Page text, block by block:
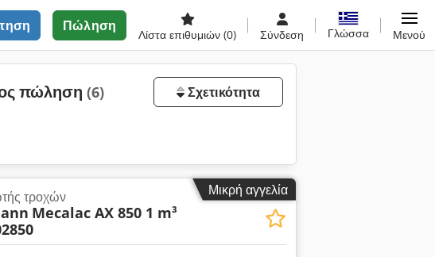
Πώληση
Λίστα επιθυμιών (0) Σύνδεση Γλώσσα Μενού
πώληση (6) Σχετικότητα
Μικρή αγγελία
τροχών
Mecalac AX 850 1 m³